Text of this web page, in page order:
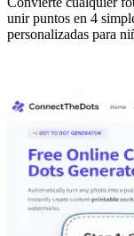
unir puntos en 4
personalizadas para